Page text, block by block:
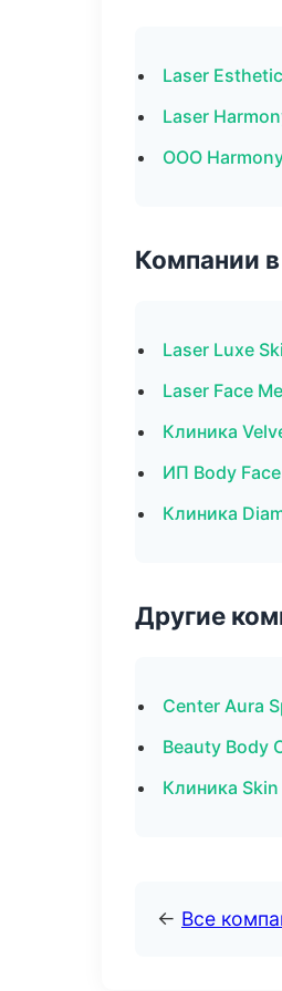
Laser
Laser
ООО
Компании
Laser Luxe
Laser Face
Клиника
ИП Body
Клиника
Другие
Center Aura
Beauty Body
Клиника
← Все